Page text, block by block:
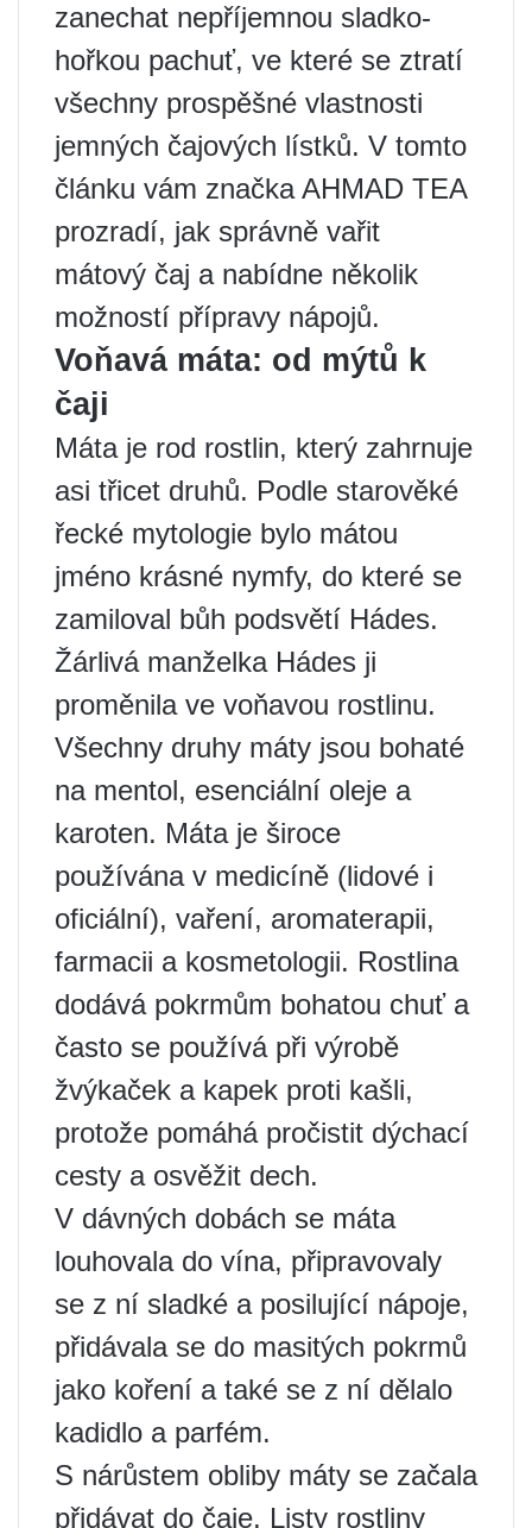
zanechat nepříjemnou sladko-
hořkou pachuť, ve které se ztratí
všechny prospěšné vlastnosti
jemných čajových lístků. V tomto
článku vám značka AHMAD TEA
prozradí, jak správně vařit
mátový čaj a nabídne několik
možností přípravy nápojů.
Voňavá máta: od mýtů k
čaji
Máta je rod rostlin, který zahrnuje
asi třicet druhů. Podle starověké
řecké mytologie bylo mátou
jméno krásné nymfy, do které se
zamiloval bůh podsvětí Hádes.
Žárlivá manželka Hádes ji
proměnila ve voňavou rostlinu.
Všechny druhy máty jsou bohaté
na mentol, esenciální oleje a
karoten. Máta je široce
používána v medicíně (lidové i
oficiální), vaření, aromaterapii,
farmacii a kosmetologii. Rostlina
dodává pokrmům bohatou chuť a
často se používá při výrobě
žvýkaček a kapek proti kašli,
protože pomáhá pročistit dýchací
cesty a osvěžit dech.
V dávných dobách se máta
louhovala do vína, připravovaly
se z ní sladké a posilující nápoje,
přidávala se do masitých pokrmů
jako koření a také se z ní dělalo
kadidlo a parfém.
S nárůstem obliby máty se začala
přidávat do čaje. Listy rostliny